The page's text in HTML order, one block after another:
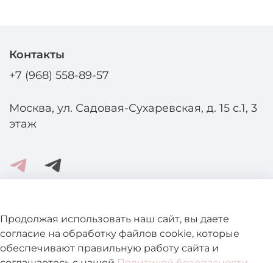
Помощь и информация
Подробнее о магазине
Контакты
+7 (968) 558-89-57
Москва, ул. Садовая-Сухаревская, д. 15 с.1, 3
этаж
Продолжая использовать наш сайт, вы даете
согласие на обработку файлов cookie, которые
обеспечивают правильную работу сайта и